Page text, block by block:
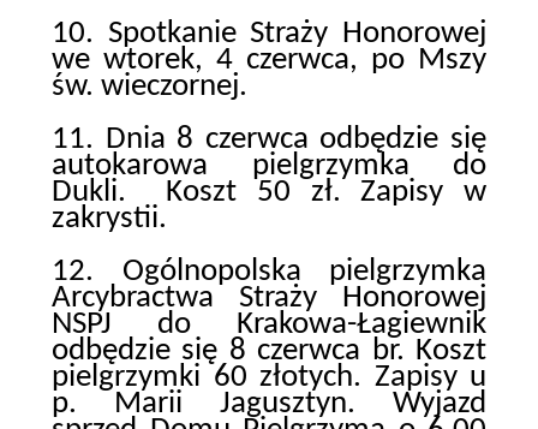
10. Spotkanie Straży Honorowej
we wtorek, 4 czerwca, po Mszy
św. wieczornej.
11. Dnia 8 czerwca odbędzie się
autokarowa pielgrzymka do
Dukli. Koszt 50 zł. Zapisy w
zakrystii.
12. Ogólnopolska pielgrzymka
Arcybractwa Straży Honorowej
NSPJ do Krakowa-Łagiewnik
odbędzie się 8 czerwca br. Koszt
pielgrzymki 60 złotych. Zapisy u
p. Marii Jagusztyn. Wyjazd